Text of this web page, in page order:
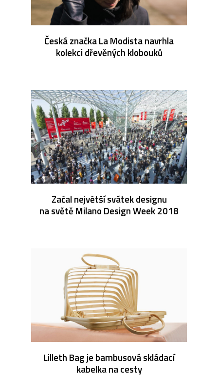
Česká značka La Modista navrhla
kolekci dřevěných klobouků
Začal největší svátek designu
na světě Milano Design Week 2018
Lilleth Bag je bambusová skládací
kabelka na cesty